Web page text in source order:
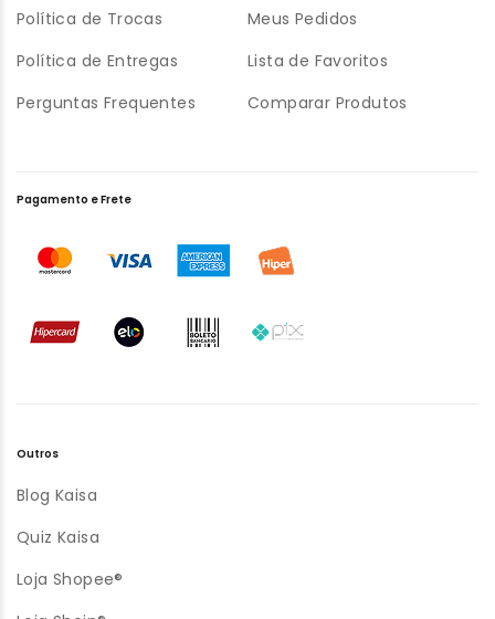
Política de Trocas
Política de Entregas
Perguntas Frequentes
Meus Pedidos
Lista de Favoritos
Comparar Produtos
Outros
Blog Kaisa
Quiz Kaisa
Loja Shopee®
Pagamento e Frete